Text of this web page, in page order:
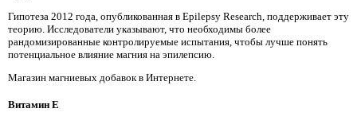
Гипотеза 2012 года, опубликованная в Epilepsy Research, поддерживает эту
теорию. Исследователи указывают, что необходимы более
рандомизированные контролируемые испытания, чтобы лучше понять
потенциальное влияние магния на эпилепсию.
Магазин магниевых добавок в Интернете.
Витамин E